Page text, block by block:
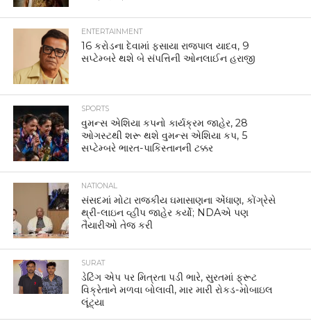
ENTERTAINMENT
16 કરોડના દેવામાં ફસાયા રાજપાલ યાદવ, 9
સપ્ટેમ્બરે થશે બે સંપત્તિની ઓનલાઈન હરાજી
SPORTS
વુમન્સ એશિયા કપનો કાર્યક્રમ જાહેર, 28
ઓગસ્ટથી શરૂ થશે વુમન્સ એશિયા કપ, 5
સપ્ટેમ્બરે ભારત-પાકિસ્તાનની ટક્કર
NATIONAL
સંસદમાં મોટા રાજકીય ઘમાસાણના એંધાણ, કોંગ્રેસે
થ્રી-લાઇન વ્હીપ જાહેર કર્યો; NDAએ પણ
તૈયારીઓ તેજ કરી
SURAT
ડેટિંગ એપ પર મિત્રતા પડી ભારે, સુરતમાં ફ્રૂટ
વિક્રેતાને મળવા બોલાવી, માર મારી રોકડ-મોબાઇલ
લૂંટ્યા